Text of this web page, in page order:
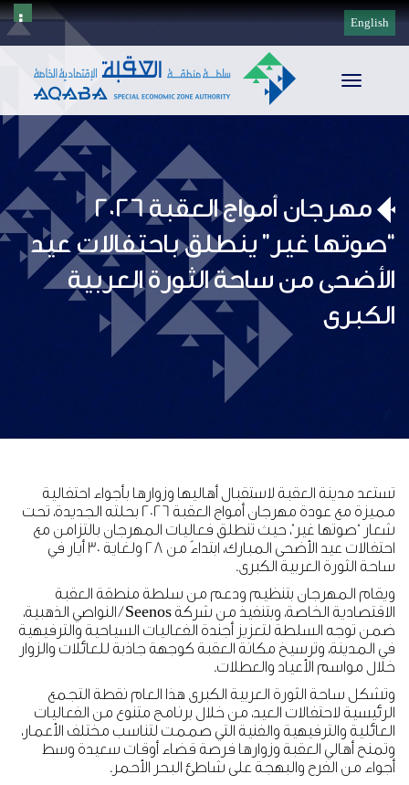
English
Toggle
مهرجان أمواج العقبة 2026
“صوتها غير” ينطلق باحتفالات عيد
الأضحى من ساحة الثورة العربية
الكبرى
تستعد مدينة العقبة لاستقبال أهاليها وزوارها بأجواء احتفالية
مميزة مع عودة مهرجان أمواج العقبة 2026 بحلته الجديدة، تحت
شعار “صوتها غير”، حيث تنطلق فعاليات المهرجان بالتزامن مع
احتفالات عيد الأضحى المبارك، ابتداءً من 28 ولغاية 30 أيار في
ساحة الثورة العربية الكبرى.
ويقام المهرجان بتنظيم ودعم من سلطة منطقة العقبة
الاقتصادية الخاصة، وبتنفيذ من شركة Seenos / النواصي الذهبية،
ضمن توجه السلطة لتعزيز أجندة الفعاليات السياحية والترفيهية
في المدينة، وترسيخ مكانة العقبة كوجهة جاذبة للعائلات والزوار
خلال مواسم الأعياد والعطلات.
وتشكل ساحة الثورة العربية الكبرى هذا العام نقطة التجمع
الرئيسية لاحتفالات العيد، من خلال برنامج متنوع من الفعاليات
العائلية والترفيهية والفنية التي صممت لتناسب مختلف الأعمار،
وتمنح أهالي العقبة وزوارها فرصة قضاء أوقات سعيدة وسط
أجواء من الفرح والبهجة على شاطئ البحر الأحمر.